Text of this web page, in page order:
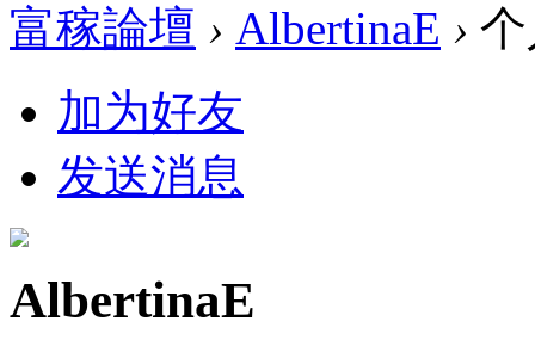
富稼論壇 › AlbertinaE ›
加为好友
发送消息
AlbertinaE